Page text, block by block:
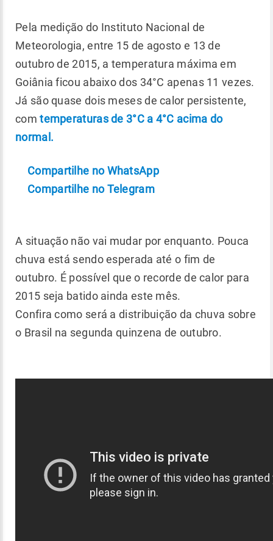
Pela medição do Instituto Nacional de
Meteorologia, entre 15 de agosto e 13 de
outubro de 2015, a temperatura máxima em
Goiânia ficou abaixo dos 34°C apenas 11 vezes.
Já são quase dois meses de calor persistente,
comtemperaturas de 3°C a 4°C acima do
normal.
Compartilhe no WhatsApp
Compartilhe no Telegram
A situação não vai mudar por enquanto. Pouca
chuva está sendo esperada até o fim de
outubro. É possível que o recorde de calor para
2015 seja batido ainda este mês.
Confira como será a distribuição da chuva sobre
o Brasil na segunda quinzena de outubro.